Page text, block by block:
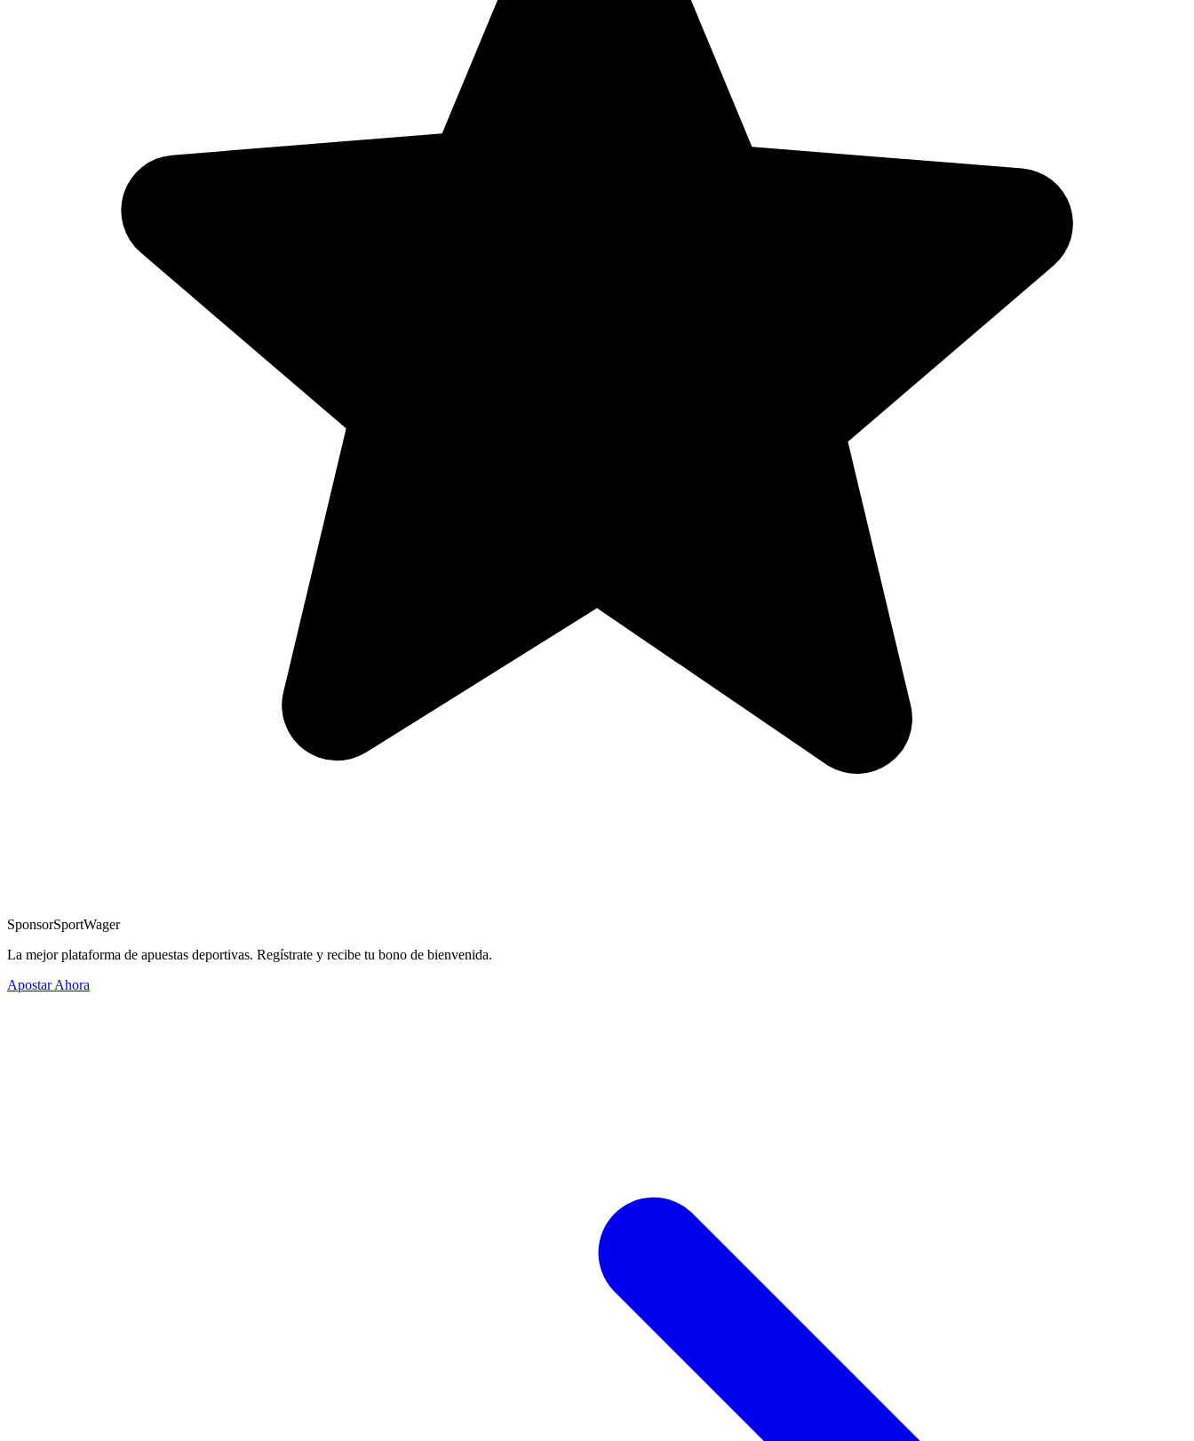
SponsorSportWager
La mejor plataforma de apuestas deportivas. Regístrate y recibe tu bono de bienvenida.
Apostar Ahora